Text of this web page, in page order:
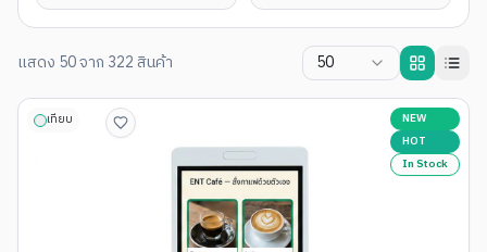
แสดง 50จาก 322 สินค้า 50
เทียบ
NEW
HOT
In Stock